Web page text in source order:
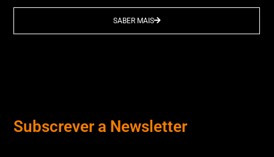
SABER MAIS
Subscrever a Newsletter